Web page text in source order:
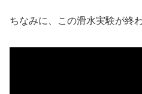
ちなみに、この滑水実験が終